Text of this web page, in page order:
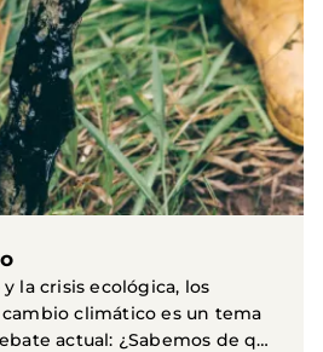
la crisis ecológica, los
climático es un tema
actual: ¿Sabemos de qué